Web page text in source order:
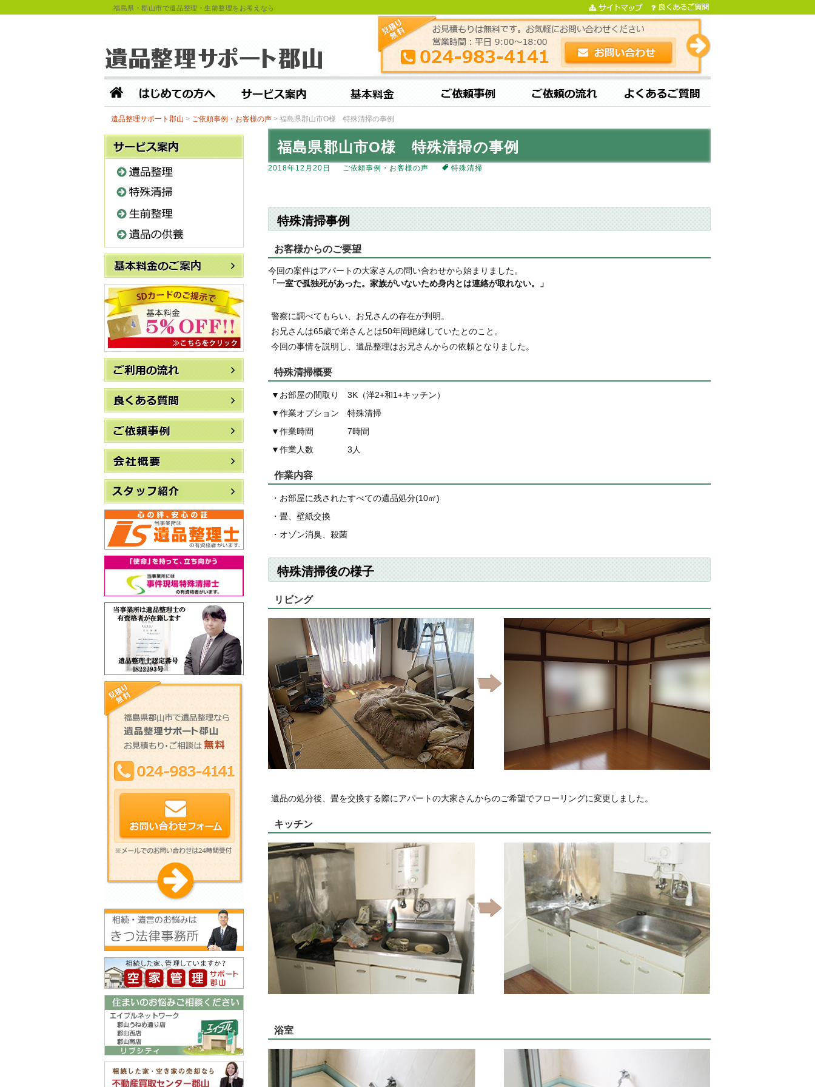
福島県・郡山市で遺品整理・生前整理をお考えなら
コンテンツへスキップ
遺品整理サポート郡山 > ご依頼事例・お客様の声 > 福島県郡山市O様 特殊清掃の事例
福島県郡山市O様 特殊清掃の事例
2018年12月20日 ご依頼事例・お客様の声 特殊清掃
特殊清掃事例
お客様からのご要望
今回の案件はアパートの大家さんの問い合わせから始まりました。
「一室で孤独死があった。家族がいないため身内とは連絡が取れない。」
警察に調べてもらい、お兄さんの存在が判明。
お兄さんは65歳で弟さんとは50年間絶縁していたとのこと。
今回の事情を説明し、遺品整理はお兄さんからの依頼となりました。
特殊清掃概要
▼お部屋の間取り 3K（洋2+和1+キッチン）
▼作業オプション 特殊清掃
▼作業時間 7時間
▼作業人数 3人
作業内容
・お部屋に残されたすべての遺品処分(10㎡)
・畳、壁紙交換
・オゾン消臭、殺菌
特殊清掃後の様子
リビング
遺品の処分後、畳を交換する際にアパートの大家さんからのご希望でフローリングに変更しました。
キッチン
浴室